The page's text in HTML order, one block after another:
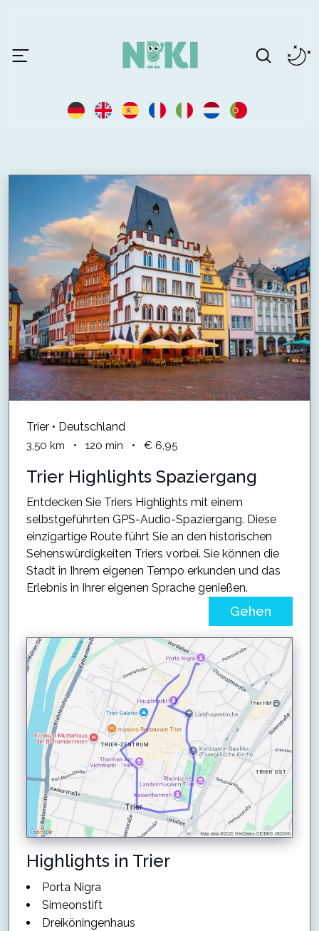
Trier • Deutschland
3,50 km • 120 min • € 6,95
Trier Highlights Spaziergang
Entdecken Sie Triers Highlights mit einem
selbstgeführten GPS-Audio-Spaziergang. Diese
einzigartige Route führt Sie an den historischen
Sehenswürdigkeiten Triers vorbei. Sie können die
Stadt in Ihrem eigenen Tempo erkunden und das
Erlebnis in Ihrer eigenen Sprache genießen.
Gehen
Highlights in Trier
Porta Nigra
Simeonstift
Dreiköningenhaus